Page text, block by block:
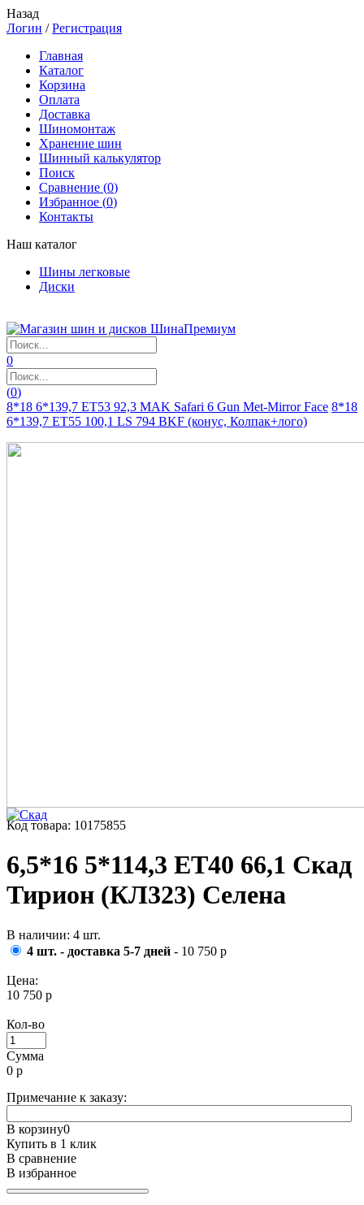
Назад
Логин /Регистрация
Главная
Каталог
Корзина
Оплата
Доставка
Шиномонтаж
Хранение шин
Шинный калькулятор
Поиск
Сравнение (0)
Избранное (0)
Контакты
Наш каталог
Шины легковые
Диски
0
(0)
8*18 6*139,7 ET53 92,3 MAK Safari 6 Gun Met-Mirror Face 8*18
6*139,7 ET55 100,1 LS 794 BKF (конус, Колпак+лого)
Код товара: 10175855
6,5*16 5*114,3 ET40 66,1 Скад
Тирион (КЛ323) Селена
В наличии: 4 шт.
4 шт. - доставка 5-7 дней - 10 750 р
Цена:
10 750 р
Кол-во
Сумма
0 р
Примечание к заказу:
В корзину0
Купить в 1 клик
В сравнение
В избранное